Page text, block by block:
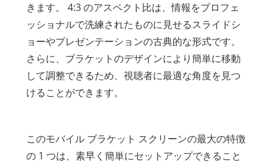
きます。 4:3 のアスペクト比は、情報をプロフェ
ッショナルで洗練されたものに見せるスライドシ
ョーやプレゼンテーションの古典的な形式です。
さらに、ブラケットのデザインにより簡単に移動
して調整できるため、視聴者に最適な角度を見つ
けることができます。
このモバイル ブラケット スクリーンの最大の特徴
の 1 つは、素早く簡単にセットアップできること